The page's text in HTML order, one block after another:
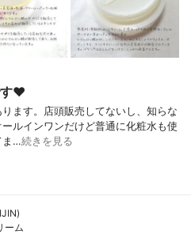
す♥
ます。店頭販売してないし、知らな
ルインワンだけど普通に化粧水も使
ま…続きを見る
ーム